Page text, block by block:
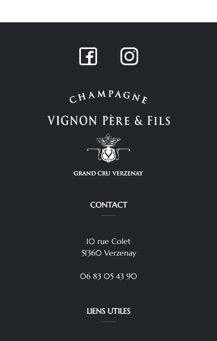
CONTACT
10 rue Colet
51360 Verzenay
06 83 05 43 90
LIENS UTILES